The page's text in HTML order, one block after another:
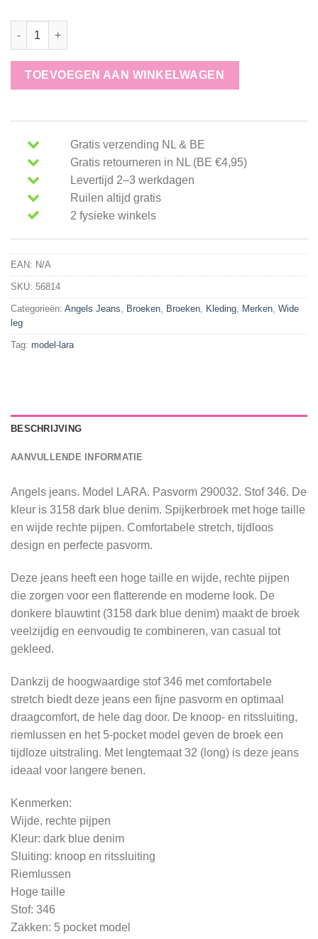
Angels jeans LARA 290032 346 aantal
TOEVOEGEN AAN WINKELWAGEN
Gratis verzending NL & BE
Gratis retourneren in NL (BE €4,95)
Levertijd 2–3 werkdagen
Ruilen altijd gratis
2 fysieke winkels
EAN: N/A
SKU: 56814
Categorieën: Angels Jeans, Broeken, Broeken, Kleding, Merken, Wide
leg
Tag: model-lara
BESCHRIJVING
AANVULLENDE INFORMATIE
Angels jeans. Model LARA. Pasvorm 290032. Stof 346. De
kleur is 3158 dark blue denim. Spijkerbroek met hoge taille
en wijde rechte pijpen. Comfortabele stretch, tijdloos
design en perfecte pasvorm.
Deze jeans heeft een hoge taille en wijde, rechte pijpen
die zorgen voor een flatterende en moderne look. De
donkere blauwtint (3158 dark blue denim) maakt de broek
veelzijdig en eenvoudig te combineren, van casual tot
gekleed.
Dankzij de hoogwaardige stof 346 met comfortabele
stretch biedt deze jeans een fijne pasvorm en optimaal
draagcomfort, de hele dag door. De knoop- en ritssluiting,
riemlussen en het 5-pocket model geven de broek een
tijdloze uitstraling. Met lengtemaat 32 (long) is deze jeans
ideaal voor langere benen.
Kenmerken:
Wijde, rechte pijpen
Kleur: dark blue denim
Sluiting: knoop en ritssluiting
Riemlussen
Hoge taille
Stof: 346
Zakken: 5 pocket model